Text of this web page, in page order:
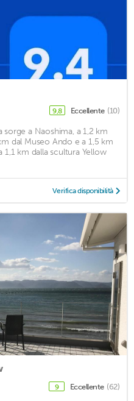
9,8 Eccellente (10)
a Naoshima, a 1,2 km
dal Museo Ando e a 1,5 km
km dalla scultura Yellow
Verifica disponibilità
9 Eccellente (62)